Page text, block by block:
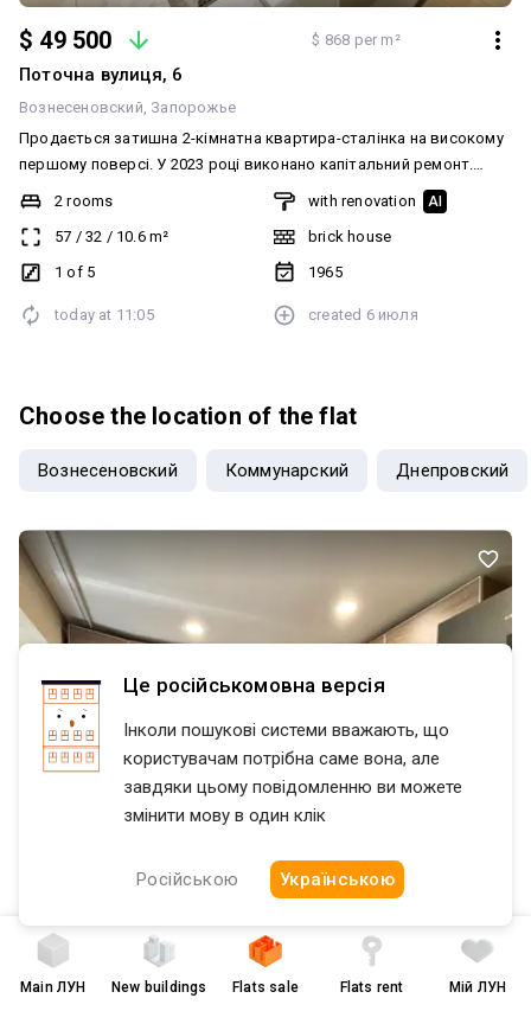
$ 49 500 $ 868 per m²
Поточна вулиця, 6
Вознесеновский Запорожье
Продається затишна 2-кімнатна квартира-сталінка на високому
першому поверсі. У 2023 році виконано капітальний ремонт.
Квартира в чудовому стані, усе нове, додаткових вкладень не
потребує. Повністю укомплектована меблями та побутовою
технікою, які залишаються новим власникам. Переваги
квартири: • високий перший поверх; • балкон з виходом на
входять у вартість. Зручне розташування: бульвар Шевченка,
житловим сертифікатом або ваучером.
2 rooms
57 / 32 / 10.6m²
1 of 5
with renovation AI
brick house
1965
today at 11:05 created 6 июля
Choose the location of the flat
Вознесеновский Коммунарский Днепровский
MainЛУН New buildings Flats sale Flats rent Мій ЛУН
Це російськомовна версія
Інколи пошукові системи вважають, що
користувачам потрібна саме вона, але
завдяки цьому повідомленню ви можете
змінити мову в один клік
Російською Українською